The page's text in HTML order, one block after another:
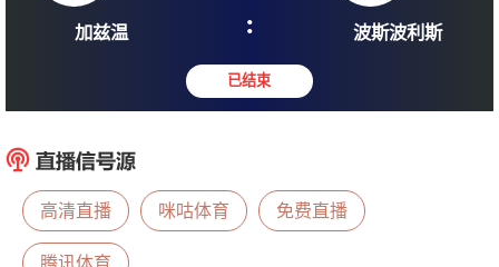
加兹温
2025-11-28 21:00:00
: 波斯
高清直播 咪咕体育 免费直播
腾讯体育